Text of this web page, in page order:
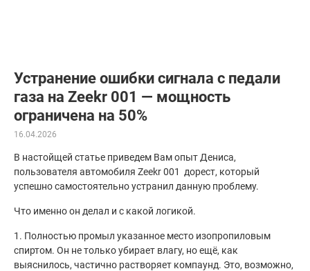
Устранение ошибки сигнала с педали
газа на Zeekr 001 — мощность
ограничена на 50%
16.04.2026
В настойщей статье приведем Вам опыт Дениса,
пользователя автомобиля Zeekr 001 дорест, который
успешно самостоятельно устранил данную проблему.
Что именно он делал и с какой логикой.
1. Полностью промыл указанное место изопропиловым
спиртом. Он не только убирает влагу, но ещё, как
выяснилось, частично растворяет компаунд. Это, возможно,